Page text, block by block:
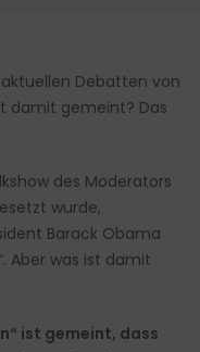
Debatten von
damit gemeint? Das
des Moderators
wurde,
Barack Obama
Aber was ist damit
ist gemeint, dass